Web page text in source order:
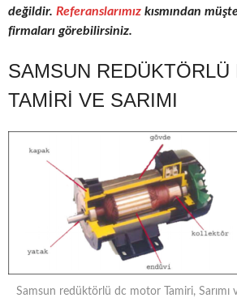
değildir. Referanslarımız kısmından
firmaları görebilirsiniz.
SAMSUN REDÜKTÖRLÜ
TAMIRI VE SARIMI
Samsun redüktörlü dc motor Tamiri, Sarımı